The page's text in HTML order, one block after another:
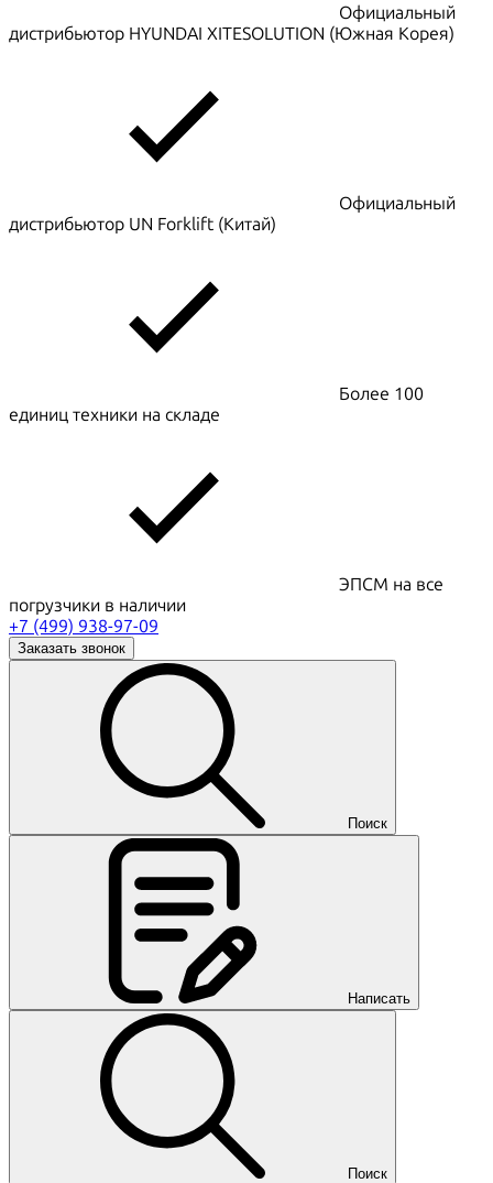
Официальный
дистрибьютор HYUNDAI XITESOLUTION (Южная Корея)
Официальный
дистрибьютор UN Forklift (Китай)
Более 100
единиц техники на складе
ЭПСМ на все
погрузчики в наличии
+7 (499) 938-97-09
Заказать звонок
Поиск
Написать
Поиск